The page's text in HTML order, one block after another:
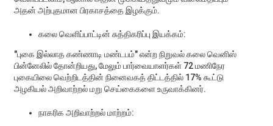
அதன் அற்புதமான பிரகாசத்தை இழக்கும்.
கலை வெளிப்பாட்டின் சுத்திகரிப்பு இயக்கம்:
"புகை இல்லாத கண்ணாடி மண்டபம்" என்ற நிறுவல் கலை வெனிஸ்
பின்னேலில் தோன்றியது, மேலும் பார்வையாளர்கள் 72 மணிநேர
புகையிலை வெற்றிடத்தின் நினைவகத் திட்டத்தில் 17% கூட்டு
அழகியல் அறிவாற்றல் மறு செய்கைகளை உருவாக்கினர்.
நாகரிக அறிவாற்றல் மாற்றம்: